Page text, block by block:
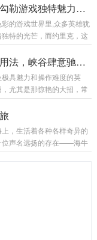
。 第...
充满奇幻与挑战的旅程。
身于一个阴森恐怖的场景
的天空下是一片荒芜的焦
飘荡而过，新手任务就在
和职业特...
约里克皮肤，陪伴逝者，勾勒游戏独特魅力风景线
的游戏世界里,众多英雄犹
特的光芒，而约里克，这
格吸引了不少玩家的目
为玩家带来了别样的体
的气息,他身着黑色的长
墓园铲仿佛能轻易地掘开
能特效也与整体风格相契
与神秘，原始皮...
揭秘王者露娜无限大招使用法，峡谷肆意驰骋不是梦！
具魅力和操作难度的英
尤其是那惊艳的大招，常
，要想熟练掌握露娜的大
们一起来揭开其中的奥
新月突击”，是她核心的技
突击，造成法术伤害，在
命中了敌方英雄、野怪或
内，能够...
，生活着各种各样奇异的
位声名远扬的存在——海牛
眼神锐利的年轻猎手，他自
大海里那些神奇生物的故
牛，这种体型庞大却性情
，它们的肉据说美味无
菲兹在心中暗暗立下了成
间的推移,...